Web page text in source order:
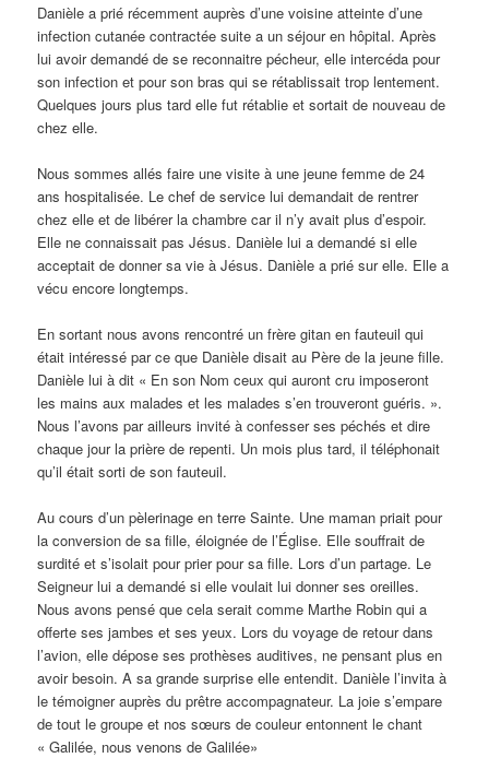
Danièle a prié récemment auprès d’une voisine atteinte d’une
infection cutanée contractée suite a un séjour en hôpital. Après
lui avoir demandé de se reconnaitre pécheur, elle intercéda pour
son infection et pour son bras qui se rétablissait trop lentement.
Quelques jours plus tard elle fut rétablie et sortait de nouveau de
chez elle.
Nous sommes allés faire une visite à une jeune femme de 24
ans hospitalisée. Le chef de service lui demandait de rentrer
chez elle et de libérer la chambre car il n’y avait plus d’espoir.
Elle ne connaissait pas Jésus. Danièle lui a demandé si elle
acceptait de donner sa vie à Jésus. Danièle a prié sur elle. Elle a
vécu encore longtemps.
En sortant nous avons rencontré un frère gitan en fauteuil qui
était intéressé par ce que Danièle disait au Père de la jeune fille.
Danièle lui à dit « En son Nom ceux qui auront cru imposeront
les mains aux malades et les malades s’en trouveront guéris. ».
Nous l’avons par ailleurs invité à confesser ses péchés et dire
chaque jour la prière de repenti. Un mois plus tard, il téléphonait
qu’il était sorti de son fauteuil.
Au cours d’un pèlerinage en terre Sainte. Une maman priait pour
la conversion de sa fille, éloignée de l’Église. Elle souffrait de
surdité et s’isolait pour prier pour sa fille. Lors d’un partage. Le
Seigneur lui a demandé si elle voulait lui donner ses oreilles.
Nous avons pensé que cela serait comme Marthe Robin qui a
offerte ses jambes et ses yeux. Lors du voyage de retour dans
l’avion, elle dépose ses prothèses auditives, ne pensant plus en
avoir besoin. A sa grande surprise elle entendit. Danièle l’invita à
le témoigner auprès du prêtre accompagnateur. La joie s’empare
de tout le groupe et nos sœurs de couleur entonnent le chant
« Galilée, nous venons de Galilée»